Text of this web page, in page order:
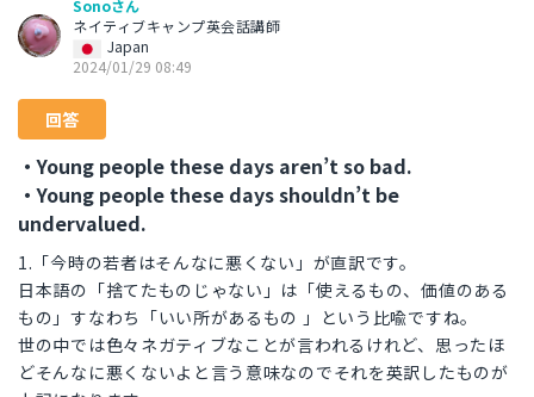
Sonoさん
ネイティブキャンプ英会話講師
Japan
2024/01/29 08:49
回答
・Young people these days aren’t so bad.
・Young people these days shouldn’t be
undervalued.
1.「今時の若者はそんなに悪くない」が直訳です。
日本語の「捨てたものじゃない」は「使えるもの、価値のある
もの」すなわち「いい所があるもの 」という比喩ですね。
世の中では色々ネガティブなことが言われるけれど、思ったほ
どそんなに悪くないよと言う意味なのでそれを英訳したものが